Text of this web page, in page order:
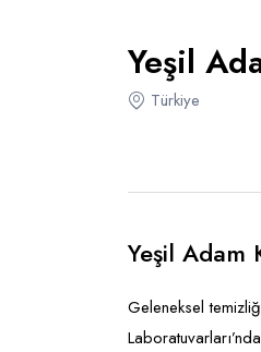
Yeşil
Türkiye
Yeşil Adam
Geleneksel